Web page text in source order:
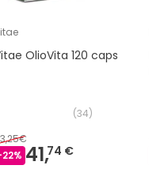
OlioVita 120 caps
(34)
22% 41,74 €